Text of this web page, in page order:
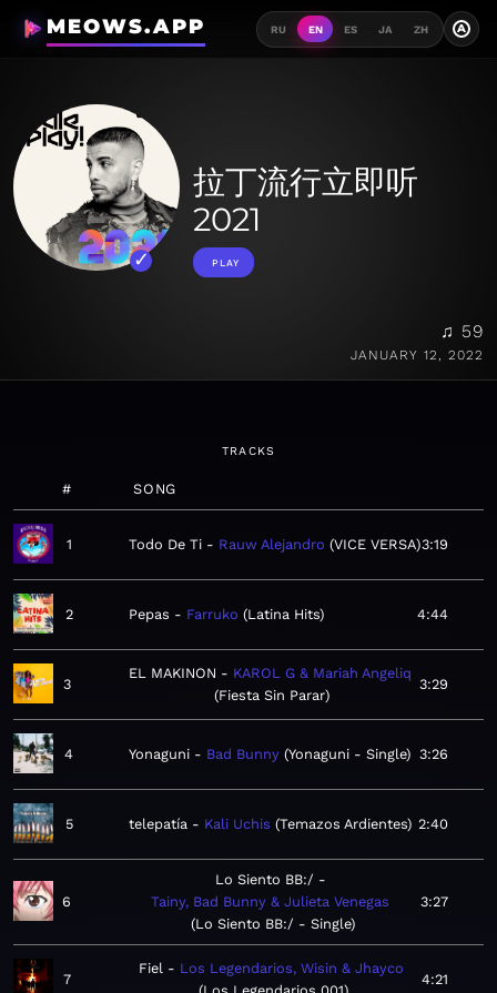
MEOWS.APP RU EN ES JA ZH A
拉丁流行立即听
2021
PLAY
♫ 59
JANUARY 12, 2022
TRACKS
# SONG
1 Todo De Ti Rauw Alejandro VICE VERSA 3:19
2 Pepas Farruko Latina Hits 4:44
3
EL MAKINON
KAROL G & Mariah Angeliq
Fiesta Sin Parar
3:29
4 Yonaguni Bad Bunny Yonaguni - Single 3:26
5 telepatía Kali Uchis Temazos Ardientes 2:40
6
Lo Siento BB:/
Tainy, Bad Bunny & Julieta Venegas
Lo Siento BB:/ - Single
3:27
7
Fiel
Los Legendarios, Wisin & Jhayco
4:21